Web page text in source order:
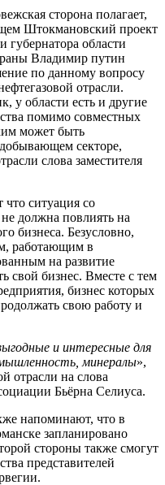
сторона полагает,
Штокмановский проект
губернатора области
Владимир путин
по данному вопросу
отрасли.
у области есть и другие
помимо совместных
может быть
секторе,
слова заместителя
что ситуация со
должна повлиять на
бизнеса. Безусловно,
работающим в
на развитие
свой бизнес. Вместе с тем
бизнес которых
свою работу и
и интересные для
минералы»,
отрасли на слова
Бьёрна Селиуса.
напоминают, что в
запланировано
стороны также смогут
представителей